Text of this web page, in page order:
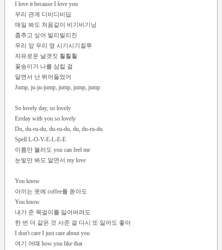
I love it because I love you
우리 관계 디비디비딥
매일 봐도 처음같이 비기비기닝
춤추고 싶어 빌리빌리진
우리 앞 우리 옆 시기시기질투
자유로운 날갯짓 훨훨훨
꽃송이가 나를 삼킬 걸
알면서 난 뛰어들었어
Jump, ju-ju-jump, jump, jump, jump
So lovely day, so lovely
Errday with you so lovely
Du, du-ru-du, du-ru-du, du, du-ru-du
Spell L-O-V-E-L-E-E
이름만 불러도 you can feel me
눈빛만 봐도 알면서 my love
You know
아끼는 옷에 coffee를 쏟아도
You know
내가 준 목걸이를 잃어버려도
한 번 더 같은 것 사준 걸 다시 또 잃어도 좋아
I don't care I just care about you
여기 어때 how you like that